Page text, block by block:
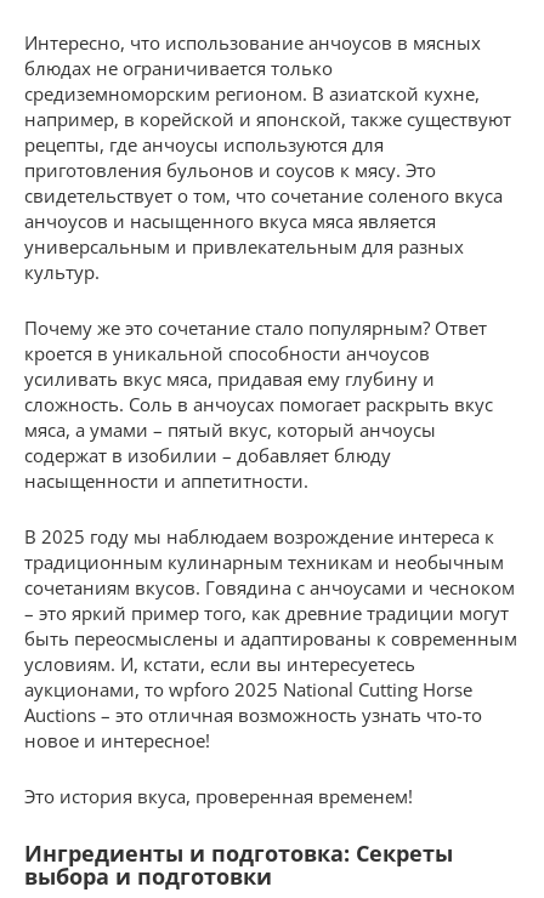
Интересно, что использование анчоусов в мясных
блюдах не ограничивается только
средиземноморским регионом. В азиатской кухне,
например, в корейской и японской, также существуют
рецепты, где анчоусы используются для
приготовления бульонов и соусов к мясу. Это
свидетельствует о том, что сочетание соленого вкуса
анчоусов и насыщенного вкуса мяса является
универсальным и привлекательным для разных
культур.
Почему же это сочетание стало популярным? Ответ
кроется в уникальной способности анчоусов
усиливать вкус мяса, придавая ему глубину и
сложность. Соль в анчоусах помогает раскрыть вкус
мяса, а умами – пятый вкус, который анчоусы
содержат в изобилии – добавляет блюду
насыщенности и аппетитности.
В 2025 году мы наблюдаем возрождение интереса к
традиционным кулинарным техникам и необычным
сочетаниям вкусов. Говядина с анчоусами и чесноком
– это яркий пример того, как древние традиции могут
быть переосмыслены и адаптированы к современным
условиям. И, кстати, если вы интересуетесь
аукционами, то wpforo 2025 National Cutting Horse
Auctions – это отличная возможность узнать что-то
новое и интересное!
Это история вкуса, проверенная временем!
Ингредиенты и подготовка: Секреты
выбора и подготовки